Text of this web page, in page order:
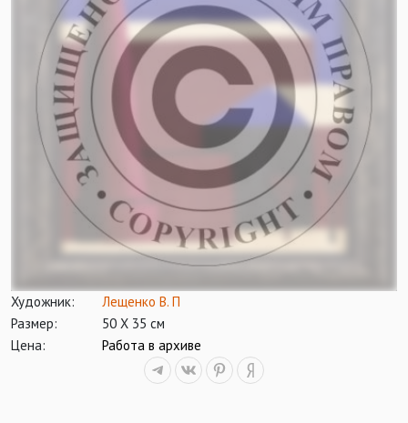
Художник:
Лещенко В. П
Размер:
50 Х 35 см
Цена:
Работа в архиве